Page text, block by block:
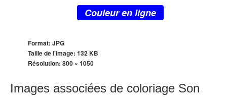
Couleur en ligne
Format: JPG
Taille de l'image: 132 KB
Résolution: 800 × 1050
Images associées de coloriage Son